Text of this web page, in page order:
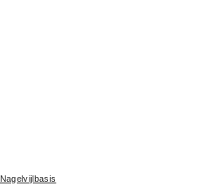
Nagelvijlbasis